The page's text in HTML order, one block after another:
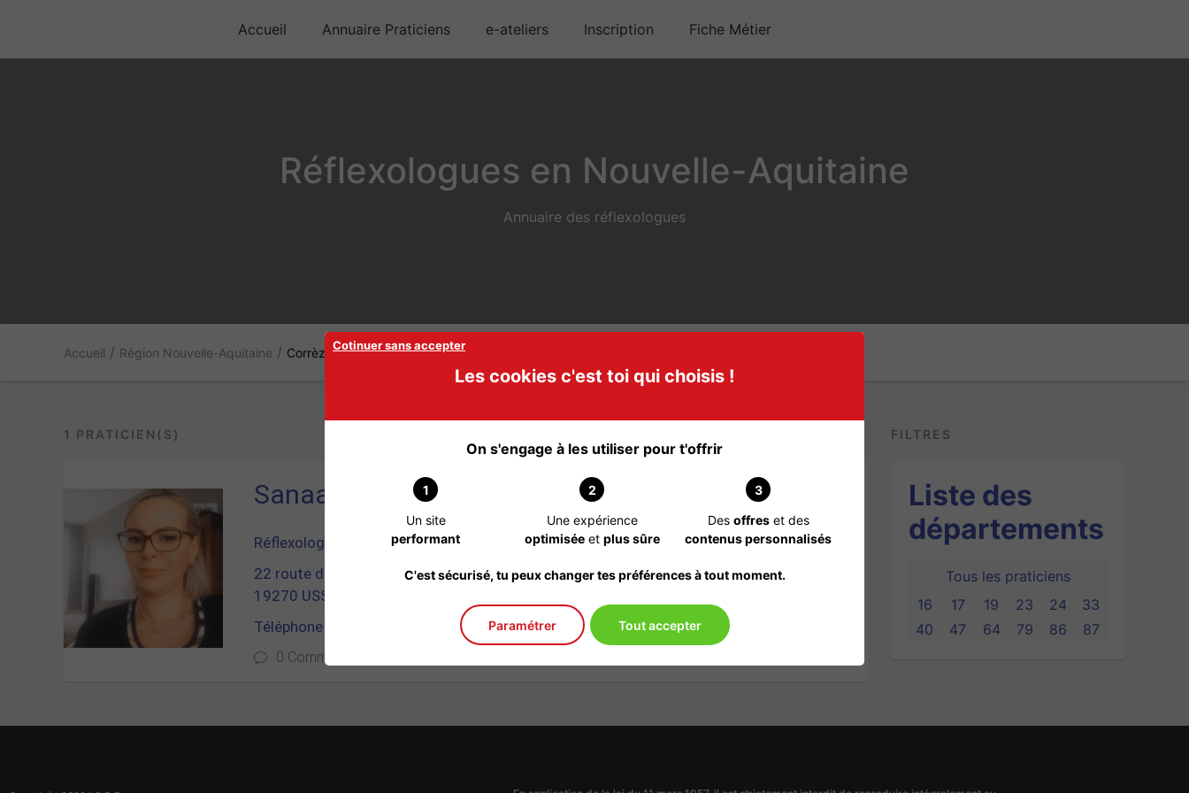
Accueil Annuaire Praticiens e-ateliers Inscription Fiche Métier
Réflexologues en Nouvelle-Aquitaine
Annuaire des réflexologues
Accueil / Région Nouvelle-Aquitaine / Corrèze
1 PRATICIEN(S)
Sanaa Natij
Réflexologue certifié C.S.R.
22 route de Lintillac
19270 USSAC
Téléphone : 06 20 02 43 14
0 Commentaire
FILTRES
Liste des
départements
Tous les praticiens
16
17 19 23 24
33
40
47 64 79 86 87
Cotinuer sans accepter
Les cookies c'est toi qui choisis !
On s'engage à les utiliser pour t'offrir
1
Un site
performant
2
Une expérience
optimiséeet plus sûre
3
Des offreset des
contenus personnalisés
C'est sécurisé, tu peux changer tes préférences à tout moment.
Paramétrer Tout accepter